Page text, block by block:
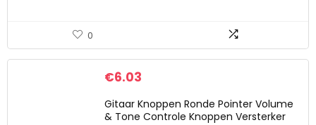
0
€6.03
Gitaar Knoppen Ronde Pointer Volume
& Tone Controle Knoppen Versterker